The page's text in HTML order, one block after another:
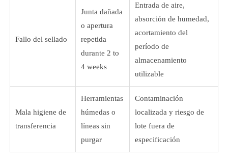
Fallo del sellado
Junta dañada
o apertura
repetida
durante 2 to
4 weeks
Entrada de aire,
absorción de humedad,
acortamiento del
período de
almacenamiento
utilizable
Mala higiene de
transferencia
Herramientas
húmedas o
líneas sin
purgar
Contaminación
localizada y riesgo de
lote fuera de
especificación